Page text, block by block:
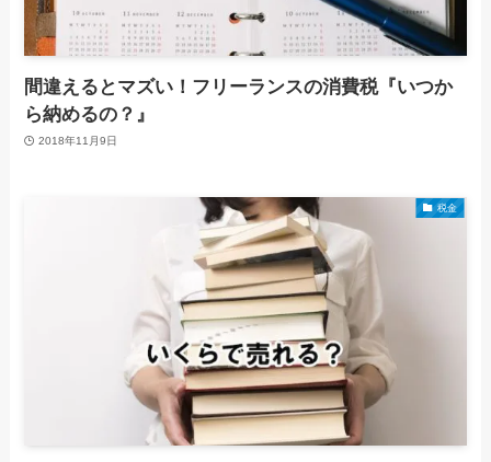
間違えるとマズい！フリーランスの消費税『いつか
ら納めるの？』
2018年11月9日
税金